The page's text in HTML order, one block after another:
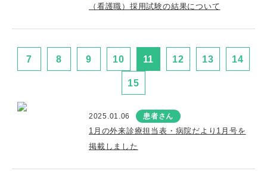
（看護職）採用試験の結果について
7 8 9 10 11 12 13 14
15
2025.01.06 患者さん
1月の外来診療担当表・病院だより1月号を
掲載しました